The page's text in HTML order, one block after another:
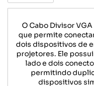
O Cabo Divisor
que permite
dois dispositivos de
projetores. Ele
lado e dois
permitindo
dispositivos